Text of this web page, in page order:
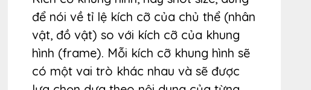
để nói về tỉ lệ kích cỡ của chủ thể (nhân
vật, đồ vật) so với kích cỡ của khung
hình (frame). Mỗi kích cỡ khung hình sẽ
có một vai trò khác nhau và sẽ được